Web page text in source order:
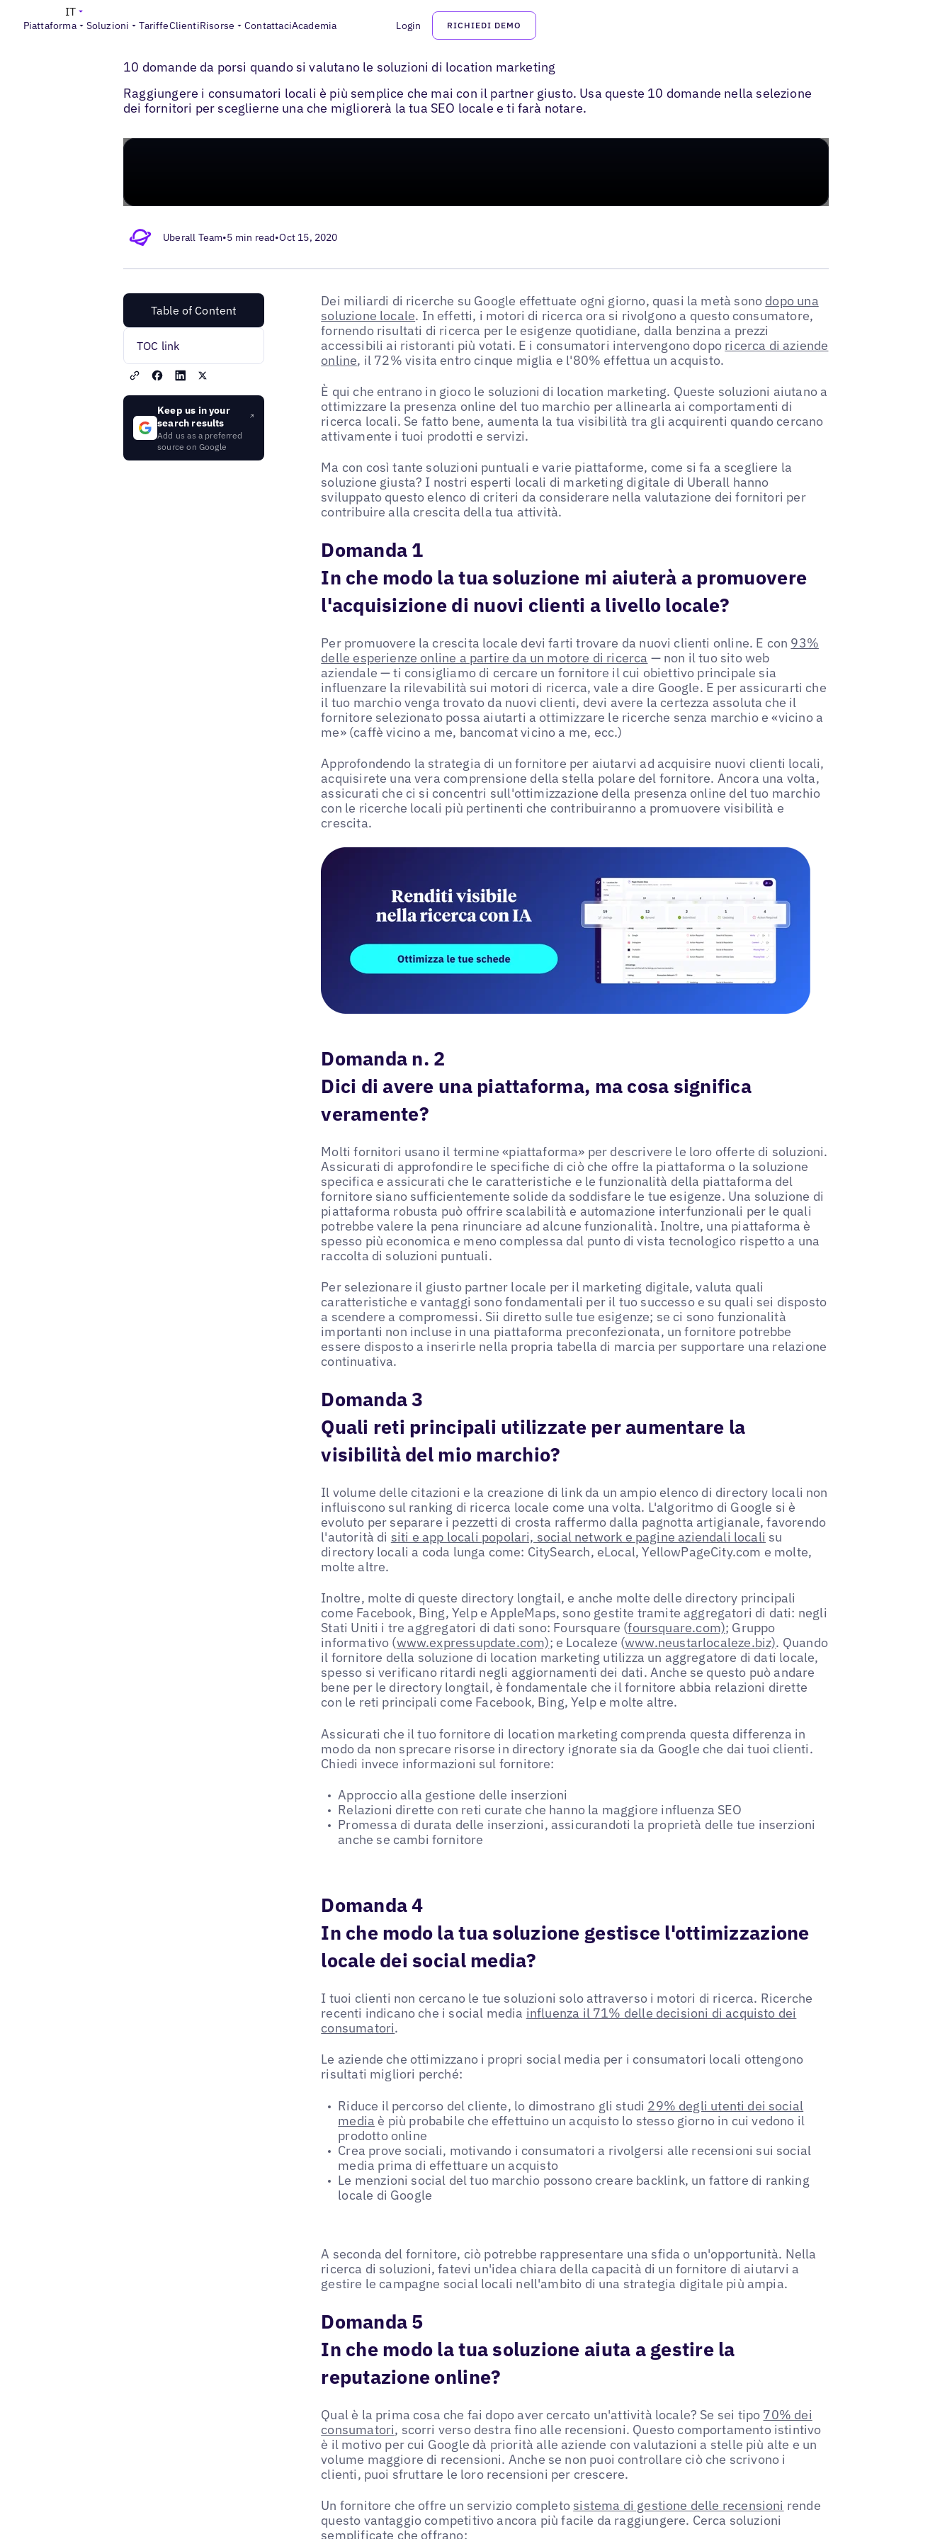
Piattaforma Soluzioni TariffeClientiRisorse ContattaciAcademia Login RICHIEDI DEMO
IT
Blogs> Strategia di marketing locale> Scegliere una soluzione di location marketing
10 domande da porsi quando si valutano le soluzioni di location marketing
Raggiungere i consumatori locali è più semplice che mai con il partner giusto. Usa queste 10 domande nella selezione
dei fornitori per sceglierne una che migliorerà la tua SEO locale e ti farà notare.
Uberall Team•5 min read•Oct 15, 2020
Table of Content
TOC link
Keep us in your
search results
Add us as a preferred
source on Google
Dei miliardi di ricerche su Google effettuate ogni giorno, quasi la metà sono dopo una
soluzione locale. In effetti, i motori di ricerca ora si rivolgono a questo consumatore,
fornendo risultati di ricerca per le esigenze quotidiane, dalla benzina a prezzi
accessibili ai ristoranti più votati. E i consumatori intervengono dopo ricerca di aziende
online, il 72% visita entro cinque miglia e l'80% effettua un acquisto.
È qui che entrano in gioco le soluzioni di location marketing. Queste soluzioni aiutano a
ottimizzare la presenza online del tuo marchio per allinearla ai comportamenti di
ricerca locali. Se fatto bene, aumenta la tua visibilità tra gli acquirenti quando cercano
attivamente i tuoi prodotti e servizi.
Ma con così tante soluzioni puntuali e varie piattaforme, come si fa a scegliere la
soluzione giusta? I nostri esperti locali di marketing digitale di Uberall hanno
sviluppato questo elenco di criteri da considerare nella valutazione dei fornitori per
contribuire alla crescita della tua attività.
Domanda 1
In che modo la tua soluzione mi aiuterà a promuovere
l'acquisizione di nuovi clienti a livello locale?
Per promuovere la crescita locale devi farti trovare da nuovi clienti online. E con 93%
delle esperienze online a partire da un motore di ricerca — non il tuo sito web
aziendale — ti consigliamo di cercare un fornitore il cui obiettivo principale sia
influenzare la rilevabilità sui motori di ricerca, vale a dire Google. E per assicurarti che
il tuo marchio venga trovato da nuovi clienti, devi avere la certezza assoluta che il
fornitore selezionato possa aiutarti a ottimizzare le ricerche senza marchio e «vicino a
me» (caffè vicino a me, bancomat vicino a me, ecc.)
Approfondendo la strategia di un fornitore per aiutarvi ad acquisire nuovi clienti locali,
acquisirete una vera comprensione della stella polare del fornitore. Ancora una volta,
assicurati che ci si concentri sull'ottimizzazione della presenza online del tuo marchio
con le ricerche locali più pertinenti che contribuiranno a promuovere visibilità e
crescita.
Domanda n. 2
Dici di avere una piattaforma, ma cosa significa
veramente?
Molti fornitori usano il termine «piattaforma» per descrivere le loro offerte di soluzioni.
Assicurati di approfondire le specifiche di ciò che offre la piattaforma o la soluzione
specifica e assicurati che le caratteristiche e le funzionalità della piattaforma del
fornitore siano sufficientemente solide da soddisfare le tue esigenze. Una soluzione di
piattaforma robusta può offrire scalabilità e automazione interfunzionali per le quali
potrebbe valere la pena rinunciare ad alcune funzionalità. Inoltre, una piattaforma è
spesso più economica e meno complessa dal punto di vista tecnologico rispetto a una
raccolta di soluzioni puntuali.
Per selezionare il giusto partner locale per il marketing digitale, valuta quali
caratteristiche e vantaggi sono fondamentali per il tuo successo e su quali sei disposto
a scendere a compromessi. Sii diretto sulle tue esigenze; se ci sono funzionalità
importanti non incluse in una piattaforma preconfezionata, un fornitore potrebbe
essere disposto a inserirle nella propria tabella di marcia per supportare una relazione
continuativa.
Domanda 3
Quali reti principali utilizzate per aumentare la
visibilità del mio marchio?
Il volume delle citazioni e la creazione di link da un ampio elenco di directory locali non
influiscono sul ranking di ricerca locale come una volta. L'algoritmo di Google si è
evoluto per separare i pezzetti di crosta raffermo dalla pagnotta artigianale, favorendo
l'autorità di siti e app locali popolari, social network e pagine aziendali locali su
directory locali a coda lunga come: CitySearch, eLocal, YellowPageCity.com e molte,
molte altre.
Inoltre, molte di queste directory longtail, e anche molte delle directory principali
come Facebook, Bing, Yelp e AppleMaps, sono gestite tramite aggregatori di dati: negli
Stati Uniti i tre aggregatori di dati sono: Foursquare (foursquare.com); Gruppo
informativo (www.expressupdate.com); e Localeze (www.neustarlocaleze.biz). Quando
il fornitore della soluzione di location marketing utilizza un aggregatore di dati locale,
spesso si verificano ritardi negli aggiornamenti dei dati. Anche se questo può andare
bene per le directory longtail, è fondamentale che il fornitore abbia relazioni dirette
con le reti principali come Facebook, Bing, Yelp e molte altre.
Assicurati che il tuo fornitore di location marketing comprenda questa differenza in
modo da non sprecare risorse in directory ignorate sia da Google che dai tuoi clienti.
Chiedi invece informazioni sul fornitore:
Approccio alla gestione delle inserzioni
Relazioni dirette con reti curate che hanno la maggiore influenza SEO
Promessa di durata delle inserzioni, assicurandoti la proprietà delle tue inserzioni
anche se cambi fornitore
Domanda 4
In che modo la tua soluzione gestisce l'ottimizzazione
locale dei social media?
I tuoi clienti non cercano le tue soluzioni solo attraverso i motori di ricerca. Ricerche
recenti indicano che i social media influenza il 71% delle decisioni di acquisto dei
consumatori.
Le aziende che ottimizzano i propri social media per i consumatori locali ottengono
risultati migliori perché:
Riduce il percorso del cliente, lo dimostrano gli studi 29% degli utenti dei social
media è più probabile che effettuino un acquisto lo stesso giorno in cui vedono il
prodotto online
Crea prove sociali, motivando i consumatori a rivolgersi alle recensioni sui social
media prima di effettuare un acquisto
Le menzioni social del tuo marchio possono creare backlink, un fattore di ranking
locale di Google
A seconda del fornitore, ciò potrebbe rappresentare una sfida o un'opportunità. Nella
ricerca di soluzioni, fatevi un'idea chiara della capacità di un fornitore di aiutarvi a
gestire le campagne social locali nell'ambito di una strategia digitale più ampia.
Domanda 5
In che modo la tua soluzione aiuta a gestire la
reputazione online?
Qual è la prima cosa che fai dopo aver cercato un'attività locale? Se sei tipo 70% dei
consumatori, scorri verso destra fino alle recensioni. Questo comportamento istintivo
è il motivo per cui Google dà priorità alle aziende con valutazioni a stelle più alte e un
volume maggiore di recensioni. Anche se non puoi controllare ciò che scrivono i
clienti, puoi sfruttare le loro recensioni per crescere.
Un fornitore che offre un servizio completo sistema di gestione delle recensioni rende
questo vantaggio competitivo ancora più facile da raggiungere. Cerca soluzioni
semplificate che offrano: